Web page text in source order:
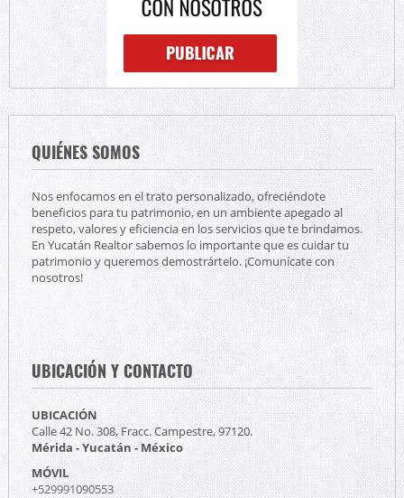
QUIÉNES SOMOS
Nos enfocamos en el trato personalizado, ofreciéndote
beneficios para tu patrimonio, en un ambiente apegado al
respeto, valores y eficiencia en los servicios que te brindamos.
En Yucatán Realtor sabemos lo importante que es cuidar tu
patrimonio y queremos demostrártelo. ¡Comunícate con
nosotros!
UBICACIÓN Y CONTACTO
UBICACIÓN
Calle 42 No. 308, Fracc. Campestre, 97120.
Mérida - Yucatán - México
MÓVIL
+529991090553